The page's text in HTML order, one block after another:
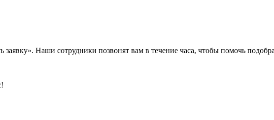
Наши сотрудники позвонят вам в течение часа, чтобы помочь